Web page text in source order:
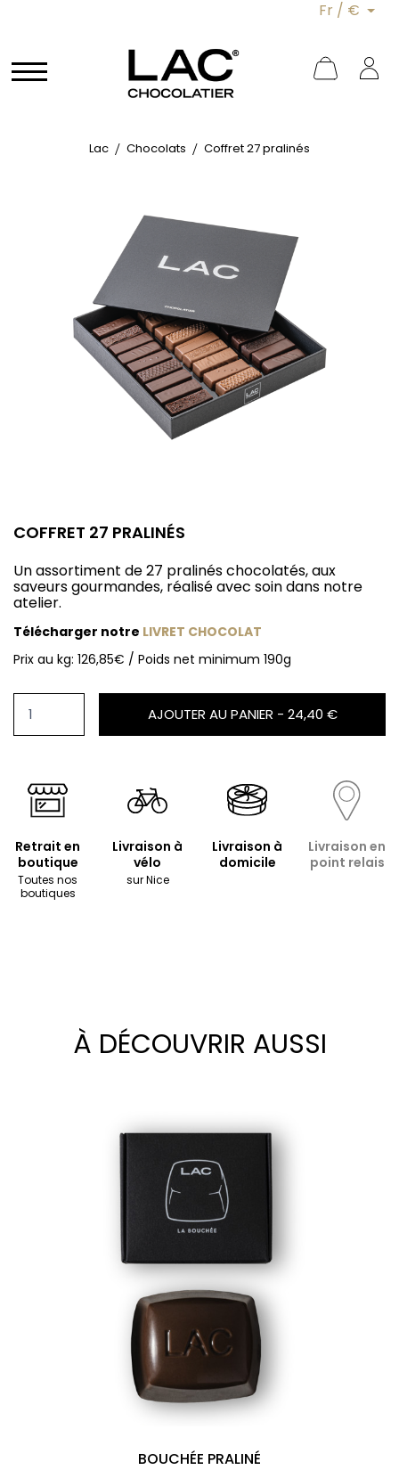
Fr / €
Lac Chocolats Coffret 27 pralinés
COFFRET 27 PRALINÉS
Un assortiment de 27 pralinés chocolatés, aux
saveurs gourmandes, réalisé avec soin dans notre
atelier.
Télécharger notre LIVRET CHOCOLAT
Prix au kg: 126,85€ / Poids net minimum 190g
AJOUTER AU PANIER - 24,40 €
Retrait en
boutique
Toutes nos
boutiques
Livraison à
vélo
sur Nice
Livraison à
domicile
Livraison en
point relais
À DÉCOUVRIR AUSSI
BOUCHÉE PRALINÉ